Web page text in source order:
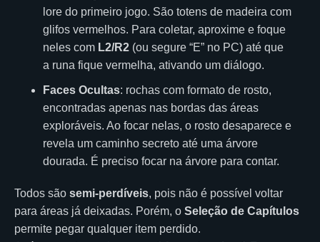
lore do primeiro jogo. São totens de madeira com
glifos vermelhos. Para coletar, aproxime e foque
neles com L2/R2 (ou segure “E” no PC) até que
a runa fique vermelha, ativando um diálogo.
Faces Ocultas: rochas com formato de rosto,
encontradas apenas nas bordas das áreas
exploráveis. Ao focar nelas, o rosto desaparece e
revela um caminho secreto até uma árvore
dourada. É preciso focar na árvore para contar.
Todos são semi-perdíveis, pois não é possível voltar
para áreas já deixadas. Porém, o Seleção de Capítulos
permite pegar qualquer item perdido.